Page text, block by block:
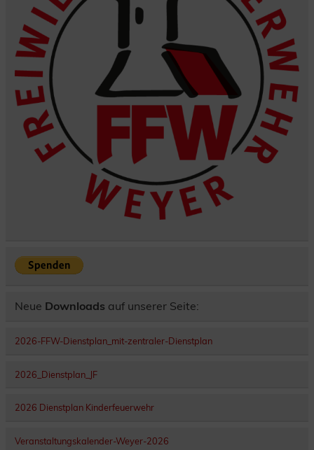
Neue Downloads auf unserer Seite:
2026-FFW-Dienstplan_mit-zentraler-Dienstplan
2026_Dienstplan_JF
2026 Dienstplan Kinderfeuerwehr
Veranstaltungskalender-Weyer-2026